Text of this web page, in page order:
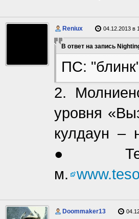
Reniux 04.12.2013 в
В ответ на запись
ПС:
2.
уровня
кулдаун –
м.
Doommaker13